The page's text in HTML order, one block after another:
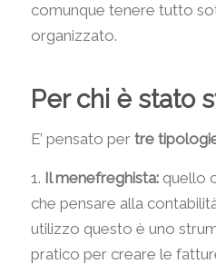
comunque tenere tutto
organizzato.
Per chi è stato
E’ pensato per tre
1. Il menefreghista:quello
che pensare alla
utilizzo questo è uno
pratico per creare le